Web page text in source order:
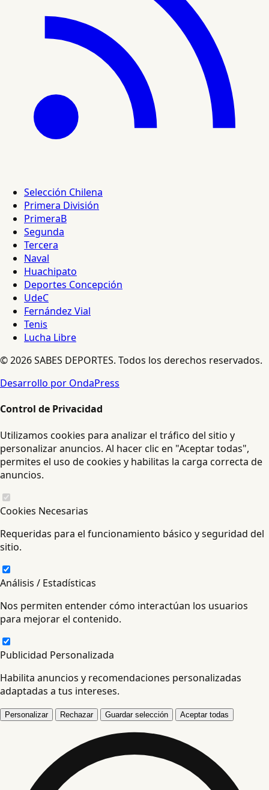
Selección Chilena
Primera División
PrimeraB
Segunda
Tercera
Naval
Huachipato
Deportes Concepción
UdeC
Fernández Vial
Tenis
Lucha Libre
© 2026 SABES DEPORTES. Todos los derechos reservados.
Desarrollo por OndaPress
Control de Privacidad
Utilizamos cookies para analizar el tráfico del sitio y
personalizar anuncios. Al hacer clic en "Aceptar todas",
permites el uso de cookies y habilitas la carga correcta de
anuncios.
Cookies Necesarias
Requeridas para el funcionamiento básico y seguridad del
sitio.
Análisis / Estadísticas
Nos permiten entender cómo interactúan los usuarios
para mejorar el contenido.
Publicidad Personalizada
Habilita anuncios y recomendaciones personalizadas
adaptadas a tus intereses.
Personalizar Rechazar Guardar selección Aceptar todas